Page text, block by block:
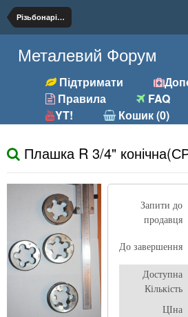
Різьбонарізний (мітчики, плашки)
Металевий Форум
Підтримати
Правила
FAQ
YT!
Кошик (0)
Плашка R 3/4"
Запити до
продавця
До завершення
Доступна
Кількість
ЦІна